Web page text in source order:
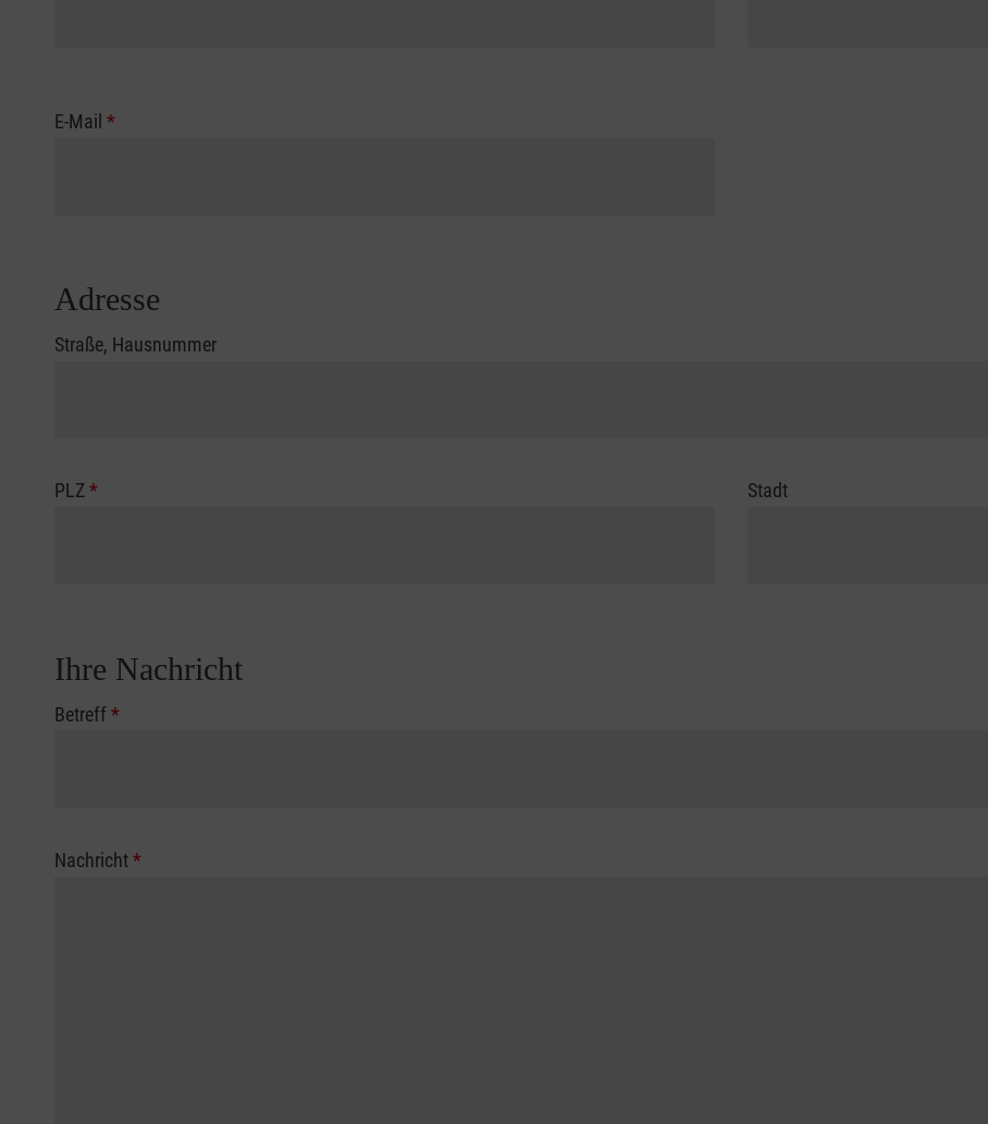
E-Mail *
Adresse
Straße, Hausnummer
PLZ* Stadt
Ihre Nachricht
Betreff*
Nachricht*